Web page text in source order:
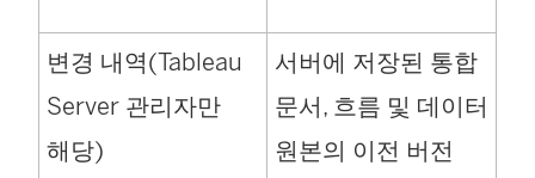
변경 내역(Tableau
Server 관리자만
해당)
서버에 저장된 통합
문서, 흐름 및 데이터
원본의 이전 버전